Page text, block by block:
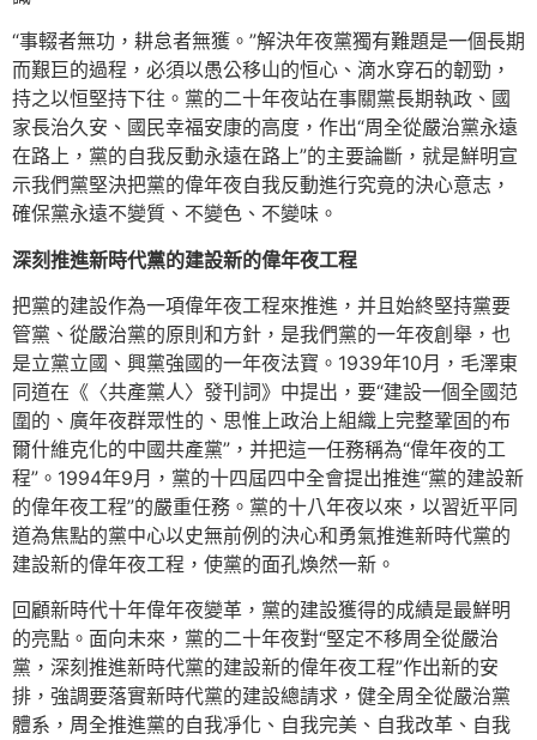
“事輟者無功，耕怠者無獲。”解決年夜黨獨有難題是一個長期
而艱巨的過程，必須以愚公移山的恒心、滴水穿石的韌勁，
持之以恒堅持下往。黨的二十年夜站在事關黨長期執政、國
家長治久安、國民幸福安康的高度，作出“周全從嚴治黨永遠
在路上，黨的自我反動永遠在路上”的主要論斷，就是鮮明宣
示我們黨堅決把黨的偉年夜自我反動進行究竟的決心意志，
確保黨永遠不變質、不變色、不變味。
深刻推進新時代黨的建設新的偉年夜工程
把黨的建設作為一項偉年夜工程來推進，并且始終堅持黨要
管黨、從嚴治黨的原則和方針，是我們黨的一年夜創舉，也
是立黨立國、興黨強國的一年夜法寶。1939年10月，毛澤東
同道在《〈共產黨人〉發刊詞》中提出，要“建設一個全國范
圍的、廣年夜群眾性的、思惟上政治上組織上完整鞏固的布
爾什維克化的中國共產黨”，并把這一任務稱為“偉年夜的工
程”。1994年9月，黨的十四屆四中全會提出推進“黨的建設新
的偉年夜工程”的嚴重任務。黨的十八年夜以來，以習近平同
道為焦點的黨中心以史無前例的決心和勇氣推進新時代黨的
建設新的偉年夜工程，使黨的面孔煥然一新。
回顧新時代十年偉年夜變革，黨的建設獲得的成績是最鮮明
的亮點。面向未來，黨的二十年夜對“堅定不移周全從嚴治
黨，深刻推進新時代黨的建設新的偉年夜工程”作出新的安
排，強調要落實新時代黨的建設總請求，健全周全從嚴治黨
體系，周全推進黨的自我凈化、自我完美、自我改革、自我